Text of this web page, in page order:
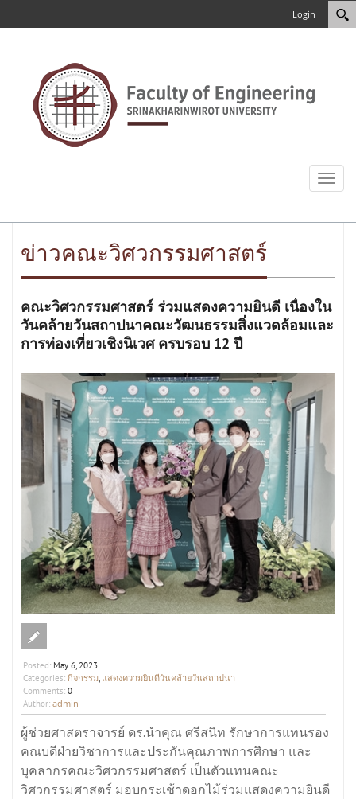
Login
Toggle
ข่าวคณะวิศวกรรมศาสตร์
คณะวิศวกรรมศาสตร์ ร่วมแสดงความยินดี เนื่องใน
วันคล้ายวันสถาปนาคณะวัฒนธรรมสิ่งแวดล้อมและ
การท่องเที่ยวเชิงนิเวศ ครบรอบ 12 ปี
Posted: May 6, 2023
Categories: กิจกรรม, แสดงความยินดีวันคล้ายวันสถาปนา
Comments: 0
Author: admin
ผู้ช่วยศาสตราจารย์ ดร.นำคุณ ศรีสนิท รักษาการแทนรอง
คณบดีฝ่ายวิชาการและประกันคุณภาพการศึกษา และ
บุคลากรคณะวิศวกรรมศาสตร์ เป็นตัวแทนคณะ
วิศวกรรมศาสตร์ มอบกระเช้าดอกไม้ร่วมแสดงความยินดี